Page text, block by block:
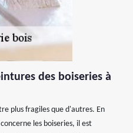
des boiseries à
plus fragiles que d'autres. En
les boiseries, il est